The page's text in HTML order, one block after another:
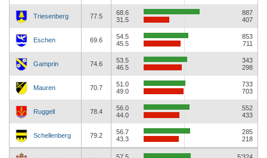
Triesenberg 77.5
68.6
31.5
887
407
Eschen 69.6
54.5
45.5
853
711
Gamprin 74.6
53.5
46.5
343
298
Mauren 70.7
51.0
49.0
733
703
Ruggell 78.4
56.0
44.0
552
433
Schellenberg 79.2
56.7
43.3
285
218